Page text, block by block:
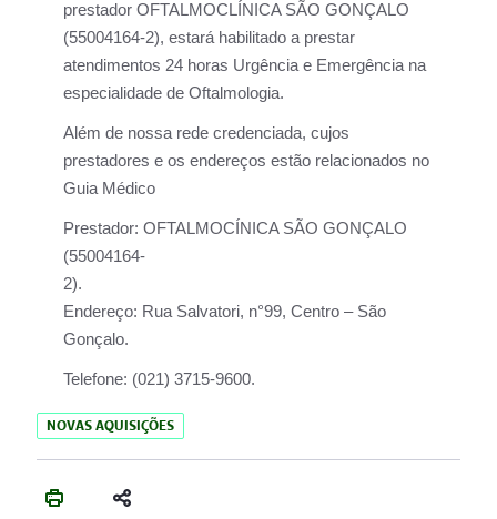
prestador OFTALMOCLÍNICA SÃO GONÇALO
(55004164-2), estará habilitado a prestar
atendimentos 24 horas Urgência e Emergência na
especialidade de Oftalmologia.
Além de nossa rede credenciada, cujos
prestadores e os endereços estão relacionados no
Guia Médico
Prestador: OFTALMOCÍNICA SÃO GONÇALO
(55004164-
2).
Endereço: Rua Salvatori, n°99, Centro – São
Gonçalo.
Telefone: (021) 3715-9600.
NOVAS AQUISIÇÕES